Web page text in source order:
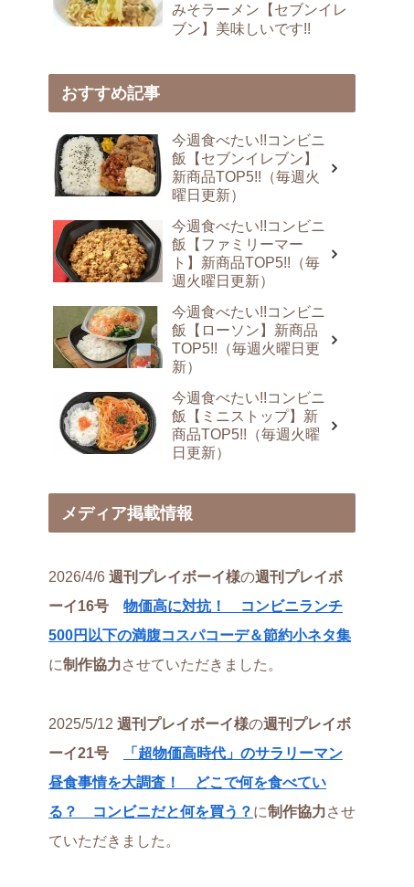
みそラーメン【セブンイレ
ブン】美味しいです!!
おすすめ記事
今週食べたい!!コンビニ
飯【セブンイレブン】
新商品TOP5!!（毎週火
曜日更新）
今週食べたい!!コンビニ
飯【ファミリーマー
ト】新商品TOP5!!（毎
週火曜日更新）
今週食べたい!!コンビニ
飯【ローソン】新商品
TOP5!!（毎週火曜日更
新）
今週食べたい!!コンビニ
飯【ミニストップ】新
商品TOP5!!（毎週火曜
日更新）
メディア掲載情報
2026/4/6 週刊プレイボーイ様の週刊プレイボ
ーイ16号 物価高に対抗！ コンビニランチ
500円以下の満腹コスパコーデ＆節約小ネタ集
に制作協力させていただきました。
2025/5/12 週刊プレイボーイ様の週刊プレイボ
ーイ21号
「超物価高時代」のサラリーマン
昼食事情を大調査！ どこで何を食べてい
る？ コンビニだと何を買う？ に制作協力させ
ていただきました。